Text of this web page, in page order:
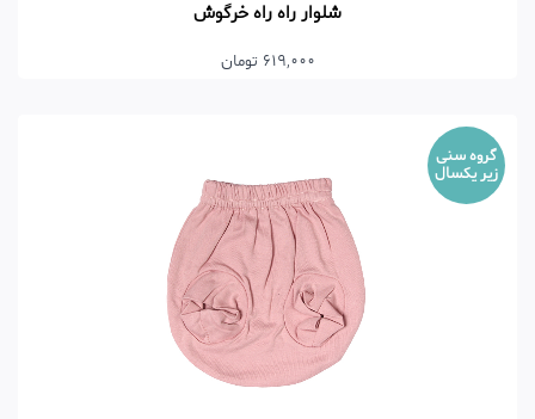
شلوار راه راه خرگوش
619,000 تومان
گروه سنی
زیر یکسال